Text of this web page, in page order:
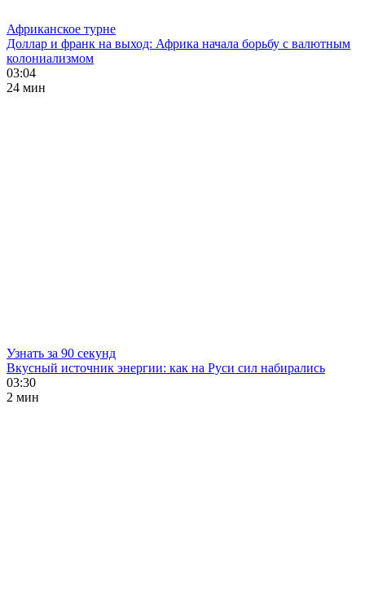
Африканское турне
Доллар и франк на выход: Африка начала борьбу с валютным
колониализмом
03:04
24 мин
Узнать за 90 секунд
Вкусный источник энергии: как на Руси сил набирались
03:30
2 мин